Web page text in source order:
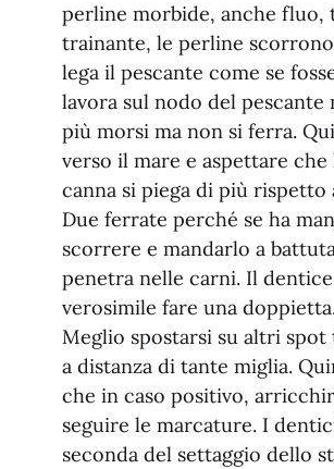
perline morbide, anche fluo,
trainante, le perline
lega il pescante come se
lavora sul nodo del pescante
più morsi ma non si ferra.
verso il mare e aspettare
canna si piega di più
Due ferrate perché se ha
scorrere e mandarlo a
penetra nelle carni. Il
verosimile fare una
Meglio spostarsi su altri spot
a distanza di tante miglia.
che in caso positivo,
seguire le marcature. I
seconda del settaggio dello